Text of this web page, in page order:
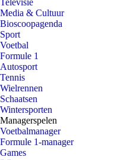
Televisie
Media & Cultuur
Bioscoopagenda
Sport
Voetbal
Formule 1
Autosport
Tennis
Wielrennen
Schaatsen
Wintersporten
Managerspelen
Voetbalmanager
Formule 1-manager
Games